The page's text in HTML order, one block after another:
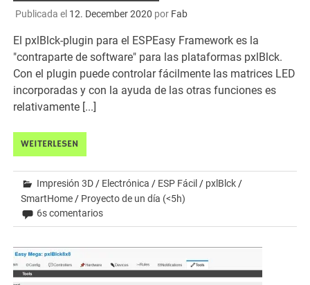
Publicada el 12. December 2020 por Fab
El pxlBlck-plugin para el ESPEasy Framework es la
"contraparte de software" para las plataformas pxlBlck.
Con el plugin puede controlar fácilmente las matrices LED
incorporadas y con la ayuda de las otras funciones es
relativamente [...]
WEITERLESEN
Impresión 3D / Electrónica / ESP Fácil / pxlBlck /
SmartHome / Proyecto de un día (<5h)
6s comentarios